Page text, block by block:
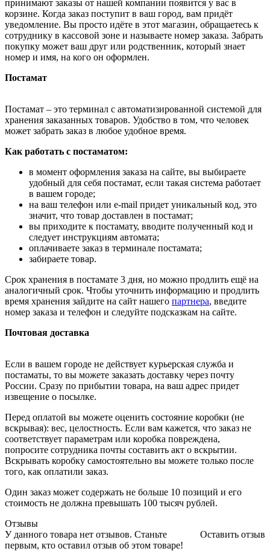
принимают заказы от нашей компании появится у вас в
корзине. Когда заказ поступит в ваш город, вам придёт
уведомление. Вы просто идёте в этот магазин, обращаетесь к
сотруднику в кассовой зоне и называете номер заказа. Забрать
покупку может ваш друг или родственник, который знает
номер и имя, на кого он оформлен.
Постамат
Постамат – это терминал с автоматизированной системой для
хранения заказанных товаров. Удобство в том, что человек
может забрать заказ в любое удобное время.
Как работать с постаматом:
в момент оформления заказа на сайте, вы выбираете
удобный для себя постамат, если такая система работает
в вашем городе;
на ваш телефон или e-mail придет уникальный код, это
значит, что товар доставлен в постамат;
вы приходите к постамату, вводите полученный код и
следует инструкциям автомата;
оплачиваете заказ в терминале постамата;
забираете товар.
Срок хранения в постамате 3 дня, но можно продлить ещё на
аналогичный срок. Чтобы уточнить информацию и продлить
время хранения зайдите на сайт нашего партнера, введите
номер заказа и телефон и следуйте подсказкам на сайте.
Почтовая доставка
Если в вашем городе не действует курьерская служба и
постаматы, то вы можете заказать доставку через почту
России. Сразу по прибытии товара, на ваш адрес придет
извещение о посылке.
Перед оплатой вы можете оценить состояние коробки (не
вскрывая): вес, целостность. Если вам кажется, что заказ не
соответствует параметрам или коробка повреждена,
попросите сотрудника почты составить акт о вскрытии.
Вскрывать коробку самостоятельно вы можете только после
того, как оплатили заказ.
Один заказ может содержать не больше 10 позиций и его
стоимость не должна превышать 100 тысяч рублей.
Отзывы
Оставить отзыв
У данного товара нет отзывов. Станьте
первым, кто оставил отзыв об этом товаре!